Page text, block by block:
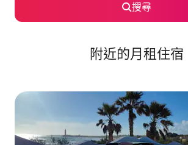
搜尋
附近的月租住宿